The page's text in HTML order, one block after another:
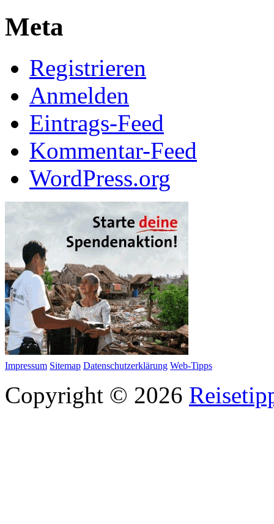
Meta
Registrieren
Anmelden
Eintrags-Feed
Kommentar-Feed
WordPress.org
Impressum Sitemap Datenschutzerklärung Web-Tipps
Copyright © 2026